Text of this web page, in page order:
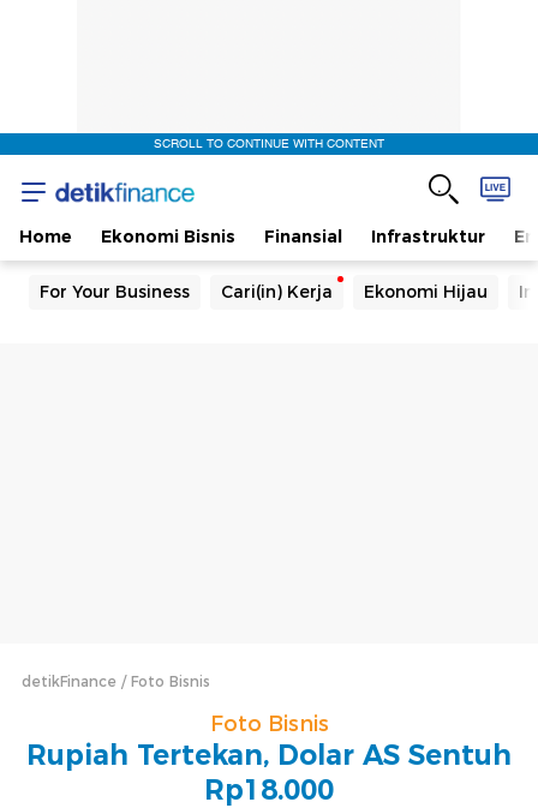
SCROLL TO CONTINUE WITH CONTENT
Home Ekonomi Bisnis Finansial Infrastruktur
For Your Business Cari(in) Kerja Ekonomi Hijau
detikFinance Foto Bisnis
Foto Bisnis
Rupiah Tertekan, Dolar AS Sentuh
Rp18.000